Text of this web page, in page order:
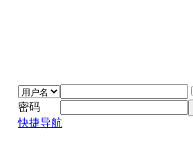
密码
快捷导航